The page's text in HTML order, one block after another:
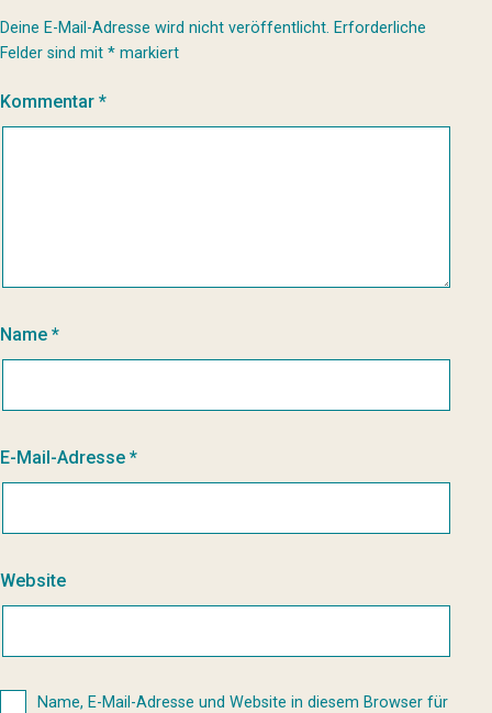
Deine E-Mail-Adresse wird nicht veröffentlicht. Erforderliche
Felder sind mit * markiert
Kommentar *
Name *
E-Mail-Adresse *
Website
Name, E-Mail-Adresse und Website in diesem Browser für